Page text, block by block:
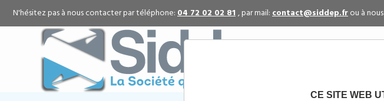
CE SITE WEB
N'hésitez pas à nous contacter par téléphone:04 72 02 02 81, par mail:contact@siddep.frou à